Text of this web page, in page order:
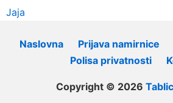
Jaja
Naslovna Prijava namirnice
Polisa privatnosti
Copyright © 2026